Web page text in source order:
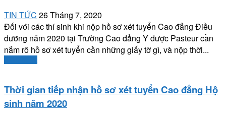
TIN TỨC 26 Tháng 7, 2020
Đối với các thí sinh khi nộp hồ sơ xét tuyển Cao đẳng Điều
dưỡng năm 2020 tại Trường Cao đẳng Y dược Pasteur cần
nắm rõ hồ sơ xét tuyển cần những giấy tờ gì, và nộp thời...
Thời gian tiếp nhận hồ sơ xét tuyển Cao đẳng Hộ
sinh năm 2020